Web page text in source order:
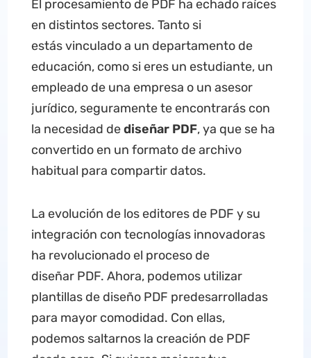
El procesamiento de PDF ha echado raíces
en distintos sectores. Tanto si
estás vinculado a un departamento de
educación, como si eres un estudiante, un
empleado de una empresa o un asesor
jurídico, seguramente te encontrarás con
la necesidad dediseñar PDF, ya que se ha
convertido en un formato de archivo
habitual para compartir datos.
La evolución de los editores de PDF y su
integración con tecnologías innovadoras
ha revolucionado el proceso de
diseñar PDF. Ahora, podemos utilizar
plantillas de diseño PDF predesarrolladas
para mayor comodidad. Con ellas,
podemos saltarnos la creación de PDF